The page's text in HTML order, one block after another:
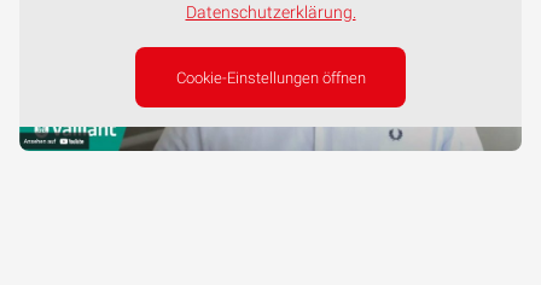
Datenschutzerklärung.
Cookie-Einstellungen öffnen